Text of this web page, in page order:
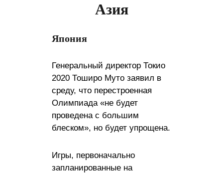
Азия
Япония
Генеральный директор Токио
2020 Тоширо Муто заявил в
среду, что перестроенная
Олимпиада «не будет
проведена с большим
блеском», но будет упрощена.
Игры, первоначально
запланированные на